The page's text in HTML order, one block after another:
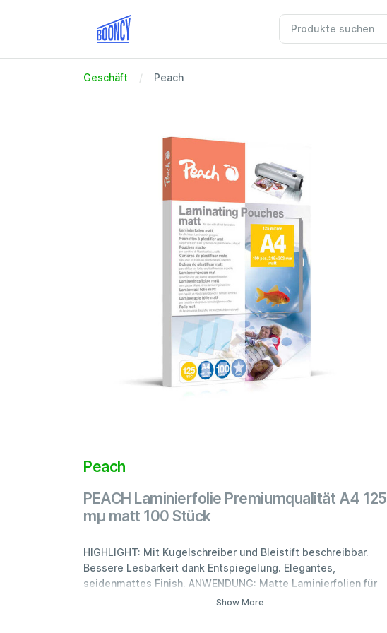
Geschäft Peach
Peach
PEACH Laminierfolie Premiumqualität A4 125
mµ matt 100 Stück
HIGHLIGHT: Mit Kugelschreiber und Bleistift beschreibbar.
Bessere Lesbarkeit dank Entspiegelung. Elegantes,
seidenmattes Finish. ANWENDUNG: Matte Laminierfolien für
den luftdichten, wasserdichten Schutz von technischen
Show More